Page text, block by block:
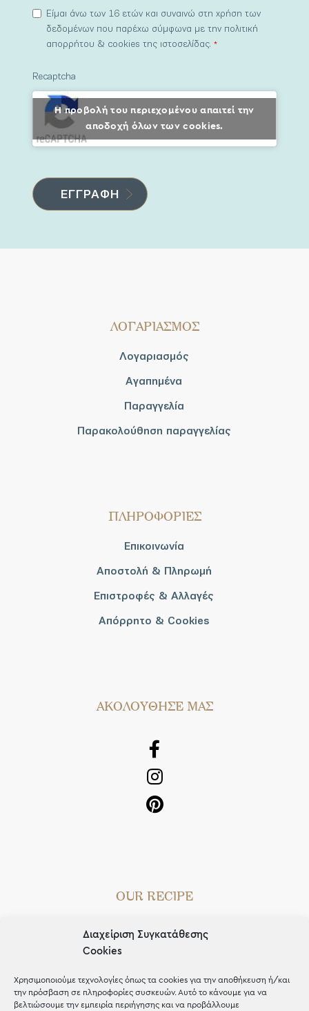
Διαχείριση Συγκατάθεσης
Cookies
Χρησιμοποιούμε τεχνολογίες όπως τα cookies για την αποθήκευση ή/και
την πρόσβαση σε πληροφορίες συσκευών. Αυτό το κάνουμε για να
βελτιώσουμε την εμπειρία περιήγησης και να προβάλλουμε
Είμαι άνω των 16 ετών και συναινώ στη χρήση των
δεδομένων που παρέχω σύμφωνα με την πολιτική
απορρήτου & cookies της ιστοσελίδας.*
Recaptcha
Η προβολή του περιεχομένου απαιτεί την
αποδοχή όλων των cookies.
ΛΟΓΑΡΙΑΣΜΟΣ
Λογαριασμός
Αγαπημένα
Παραγγελία
Παρακολούθηση παραγγελίας
ΠΛΗΡΟΦΟΡΙΕΣ
Επικοινωνία
Αποστολή & Πληρωμή
Επιστροφές & Αλλαγές
Απόρρητο & Cookies
AΚΟΛΟΥΘΗΣΕ ΜΑΣ
OUR RECIPE
Blog
Shop the look